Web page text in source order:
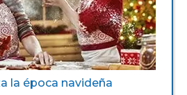
la época navideña